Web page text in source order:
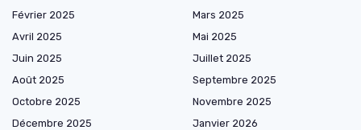
Février 2025
Mars 2025
Avril 2025
Mai 2025
Juin 2025
Juillet 2025
Août 2025
Septembre 2025
Octobre 2025
Novembre 2025
Décembre 2025
Janvier 2026